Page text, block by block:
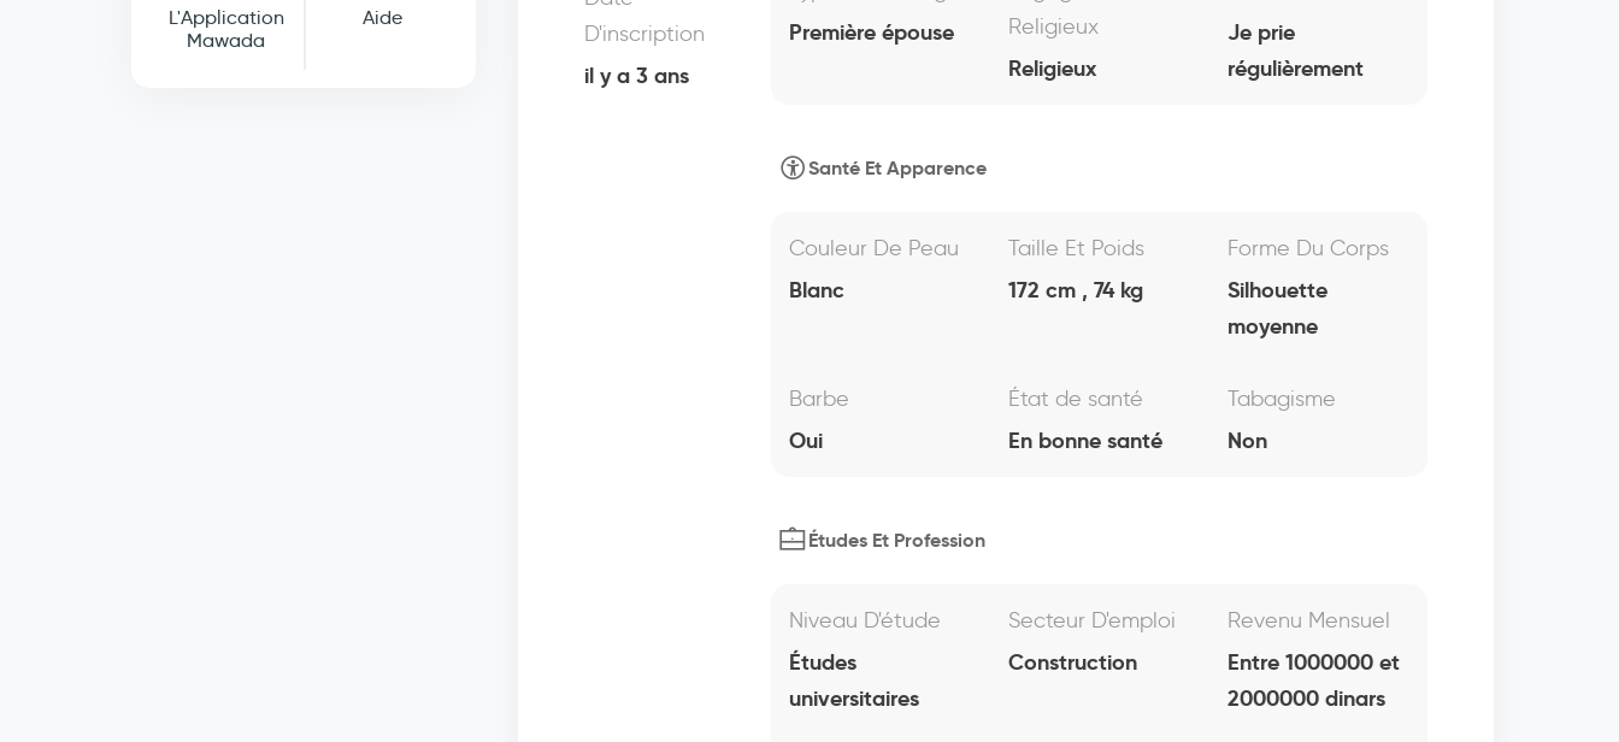
L'Application
Mawada
Aide
D'inscription
il y a 3 ans
Première épouse
Religieux
Religieux
Je prie
régulièrement
Santé Et Apparence
Couleur De Peau
Blanc
Taille Et Poids
172 cm , 74 kg
Forme Du Corps
Silhouette
moyenne
Barbe
Oui
État de santé
En bonne santé
Tabagisme
Non
Études Et Profession
Niveau D'étude
Études
universitaires
Secteur D'emploi
Construction
Revenu Mensuel
Entre 1000000 et
2000000 dinars